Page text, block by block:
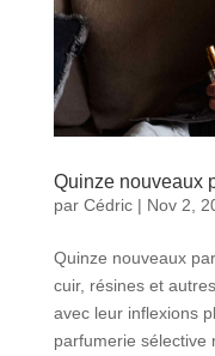
Quinze nouveaux
par Cédric| Nov 2,
Quinze nouveaux
cuir, résines et
avec leur inflexions
parfumerie sélective